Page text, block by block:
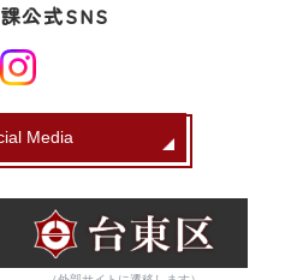
公式SNS
Media